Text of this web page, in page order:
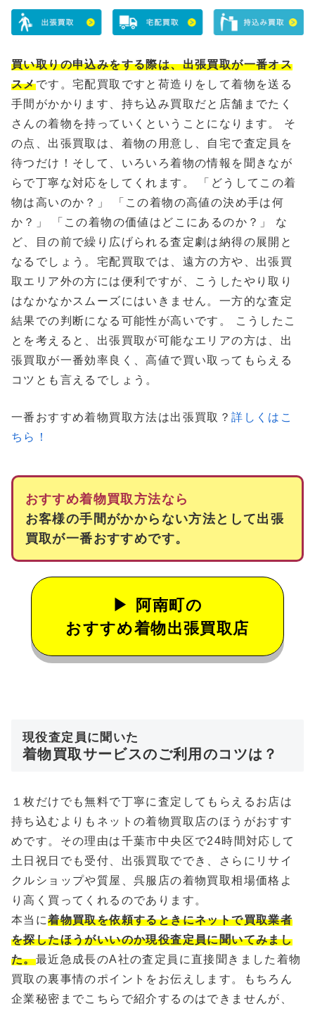
買い取りの申込みをする際は、出張買取が一番オス
スメです。宅配買取ですと荷造りをして着物を送る
手間がかかります、持ち込み買取だと店舗までたく
さんの着物を持っていくということになります。 そ
の点、出張買取は、着物の用意し、自宅で査定員を
待つだけ！そして、いろいろ着物の情報を聞きなが
らで丁寧な対応をしてくれます。 「どうしてこの着
物は高いのか？」 「この着物の高値の決め手は何
か？」 「この着物の価値はどこにあるのか？」 な
ど、目の前で繰り広げられる査定劇は納得の展開と
なるでしょう。宅配買取では、遠方の方や、出張買
取エリア外の方には便利ですが、こうしたやり取り
はなかなかスムーズにはいきません。一方的な査定
結果での判断になる可能性が高いです。 こうしたこ
とを考えると、出張買取が可能なエリアの方は、出
張買取が一番効率良く、高値で買い取ってもらえる
コツとも言えるでしょう。
一番おすすめ着物買取方法は出張買取？詳しくはこ
ちら！
おすすめ着物買取方法なら
お客様の手間がかからない方法として出張
買取が一番おすすめです。
阿南町の
おすすめ着物出張買取店
現役査定員に聞いた
着物買取サービスのご利用のコツは？
１枚だけでも無料で丁寧に査定してもらえるお店は
持ち込むよりもネットの着物買取店のほうがおすす
めです。その理由は千葉市中央区で24時間対応して
土日祝日でも受付、出張買取ででき、さらにリサイ
クルショップや質屋、呉服店の着物買取相場価格よ
り高く買ってくれるのであります。
本当に着物買取を依頼するときにネットで買取業者
を探したほうがいいのか現役査定員に聞いてみまし
た。最近急成長のA社の査定員に直接聞きました着物
買取の裏事情のポイントをお伝えします。もちろん
企業秘密までこちらで紹介するのはできませんが、